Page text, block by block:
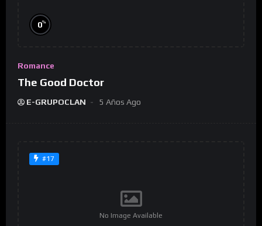
0%
Romance
The Good Doctor
E-GRUPOCLAN 5 Años Ago
#17
No Image Available